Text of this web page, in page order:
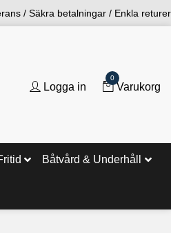
/ Säkra betalningar / Enkla returer
Logga in
0
Varukorg
Båtvård & Underhåll